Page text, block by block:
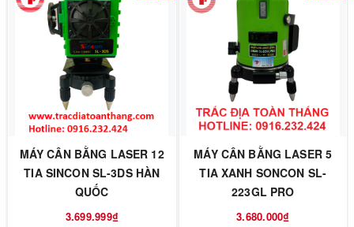
MÁY CÂN BẰNG LASER 12
TIA SINCON SL-3DS HÀN
QUỐC
3.699.999₫
MÁY CÂN BẰNG LASER 5
TIA XANH SONCON SL-
223GL PRO
3.680.000₫